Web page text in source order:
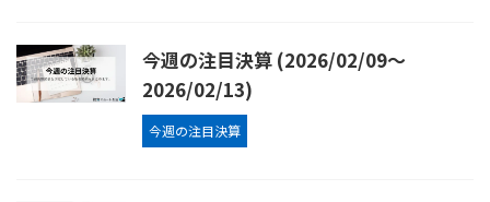
今週の注目決算 (2026/02/09〜
2026/02/13)
今週の注目決算